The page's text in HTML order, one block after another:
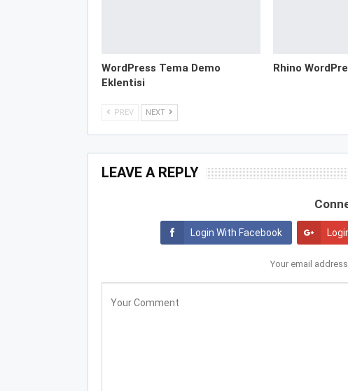
WordPress Tema Demo
Eklentisi
Rhino
PREV NEXT
LEAVE A REPLY
Login With Facebook
Your email